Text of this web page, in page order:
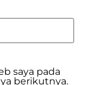
saya pada
berikutnya.